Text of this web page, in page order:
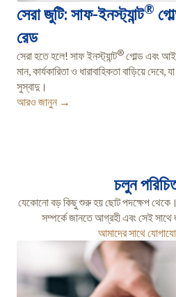
সেরা জুটি: সাফ-ইনস্ট্যান্ট®
রেড
সেরা হতে হলে! সাফ ইনস্ট্যান্ট® গোল্ড এবং
মান, কার্যকারিতা ও ধারাবাহিকতা বাড়িয়ে
সুস্বাদু।
আরও জানুন →
চলুন
যেকোনো বড় কিছু শুরু হয় ছোট পদক্ষেপ
সম্পর্কে জানতে আগ্রহী এবং সেই সাথে
আমাদের সাথে